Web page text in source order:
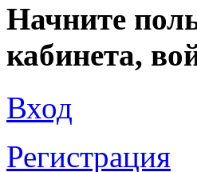
Начните
кабинета,
Вход
Регистрация